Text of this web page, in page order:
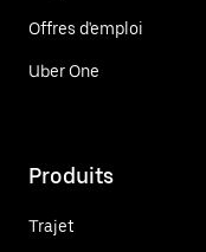
Offres d'emploi
Uber One
Produits
Trajet